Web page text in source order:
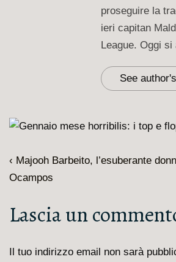
proseguire la
ieri capitan
League. Oggi
See
Navigazione
articoli
L'articolo
precedente
‹ Majooh Barbeito, l’esuberante
Ocampos
Lascia un
Il tuo indirizzo email non sarà